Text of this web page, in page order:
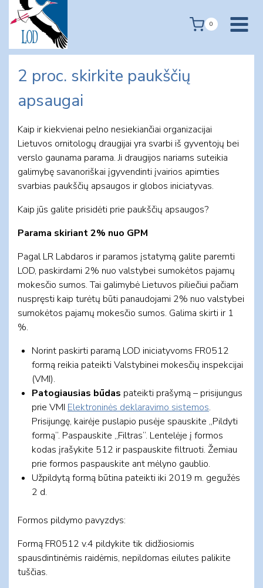
content
0
2 proc. skirkite paukščių
apsaugai
Kaip ir kiekvienai pelno nesiekiančiai organizacijai
Lietuvos ornitologų draugijai yra svarbi iš gyventojų bei
verslo gaunama parama. Ji draugijos nariams suteikia
galimybę savanoriškai įgyvendinti įvairios apimties
svarbias paukščių apsaugos ir globos iniciatyvas.
Kaip jūs galite prisidėti prie paukščių apsaugos?
Parama skiriant 2% nuo GPM
Pagal LR Labdaros ir paramos įstatymą galite paremti
LOD, paskirdami 2% nuo valstybei sumokėtos pajamų
mokesčio sumos. Tai galimybė Lietuvos piliečiui pačiam
nuspręsti kaip turėtų būti panaudojami 2% nuo valstybei
sumokėtos pajamų mokesčio sumos. Galima skirti ir 1
%.
Norint paskirti paramą LOD iniciatyvoms FR0512
formą reikia pateikti Valstybinei mokesčių inspekcijai
(VMI).
Patogiausias būdas pateikti prašymą – prisijungus
prie VMI Elektroninės deklaravimo sistemos.
Prisijungę, kairėje puslapio pusėje spauskite „Pildyti
formą“. Paspauskite „Filtras“. Lentelėje į formos
kodas įrašykite 512 ir paspauskite filtruoti. Žemiau
prie formos paspauskite ant mėlyno gaublio.
Užpildytą formą būtina pateikti iki 2019 m. gegužės
2 d.
Formos pildymo pavyzdys:
Formą FR0512 v.4 pildykite tik didžiosiomis
spausdintinėmis raidėmis, nepildomas eilutes palikite
tuščias.